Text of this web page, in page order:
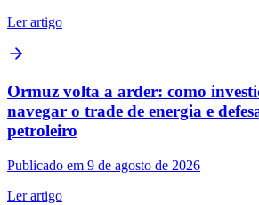
Ler artigo
Ormuz volta a arder: como
navegar o trade de energia e
petroleiro
Publicado em 9 de agosto de 2026
Ler artigo